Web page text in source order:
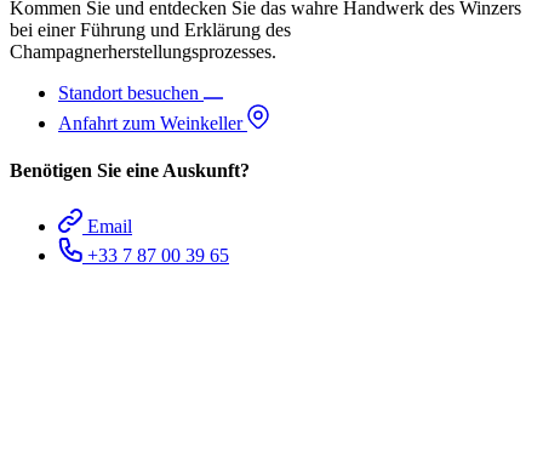
Kommen Sie und entdecken Sie das wahre Handwerk des Winzers
bei einer Führung und Erklärung des
Champagnerherstellungsprozesses.
Standort besuchen
Anfahrt zum Weinkeller
Benötigen Sie eine Auskunft?
Email
+33 7 87 00 39 65